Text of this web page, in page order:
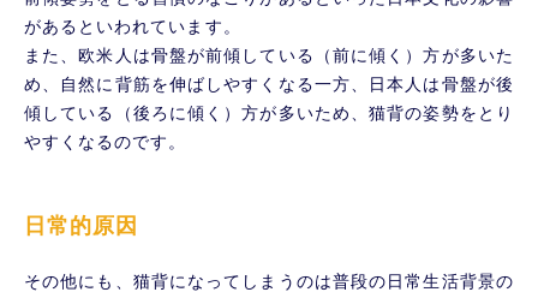
当院でのアプローチ
まとめ
があるといわれています。
また、欧米人は骨盤が前傾している（前に傾く）方が多いた
め、自然に背筋を伸ばしやすくなる一方、日本人は骨盤が後
傾している（後ろに傾く）方が多いため、猫背の姿勢をとり
やすくなるのです。
日常的原因
その他にも、猫背になってしまうのは普段の日常生活背景の